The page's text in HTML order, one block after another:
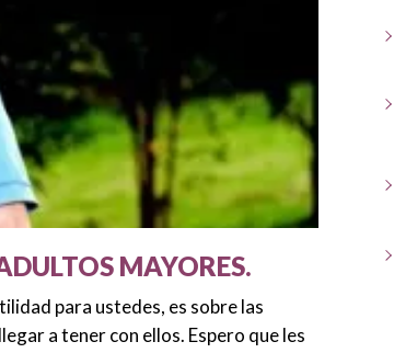
MAYORES.
para ustedes, es sobre las
a tener con ellos. Espero que les